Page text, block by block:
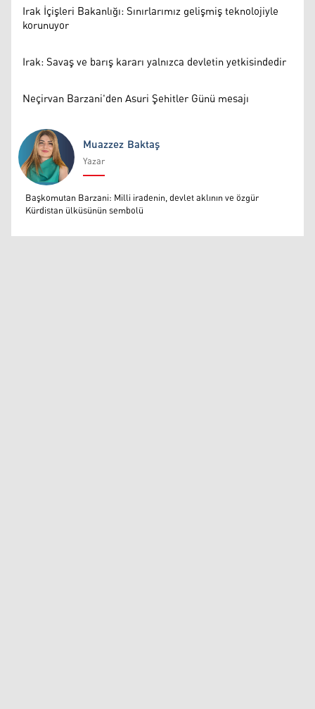
Irak İçişleri Bakanlığı: Sınırlarımız gelişmiş teknolojiyle
korunuyor
Irak: Savaş ve barış kararı yalnızca devletin yetkisindedir
Neçirvan Barzani'den Asuri Şehitler Günü mesajı
Muazzez Baktaş
Muazzez Baktaş
Yazar
Başkomutan Barzani: Milli iradenin, devlet aklının ve özgür
Kürdistan ülküsünün sembolü